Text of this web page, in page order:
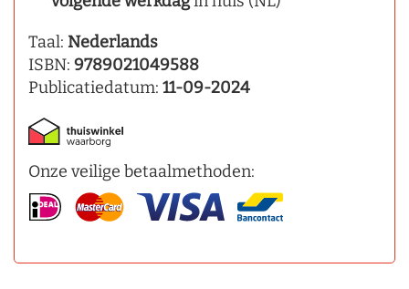
Taal: Nederlands
ISBN: 9789021049588
Publicatiedatum: 11-09-2024
Onze veilige betaalmethoden: